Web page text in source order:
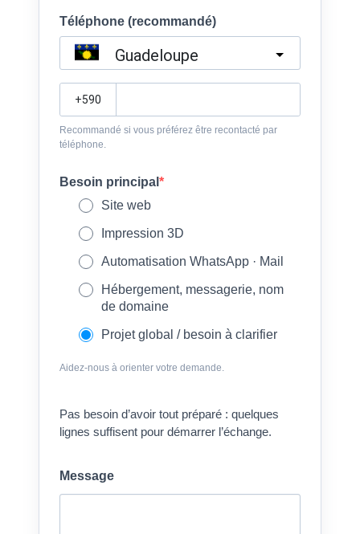
Téléphone (recommandé)
Guadeloupe
Recommandé si vous préférez être recontacté par
téléphone.
Besoin principal
Site web
Impression 3D
Automatisation WhatsApp · Mail
Hébergement, messagerie, nom
de domaine
Projet global / besoin à clarifier
Aidez-nous à orienter votre demande.
Pas besoin d’avoir tout préparé : quelques
lignes suffisent pour démarrer l’échange.
Message